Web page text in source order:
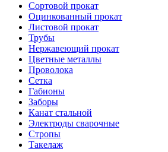
Сортовой прокат
Оцинкованный прокат
Листовой прокат
Трубы
Нержавеющий прокат
Цветные металлы
Проволока
Сетка
Габионы
Заборы
Канат стальной
Электроды сварочные
Стропы
Такелаж